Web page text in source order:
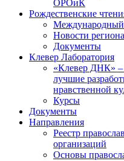
ОРОиК
Рождественские
Международный
Новости
Документы
Клевер Лаборатория
«Клевер ДНК» –
лучшие
нравственной
Курсы
Документы
Направления
Реестр
организаций
Основы